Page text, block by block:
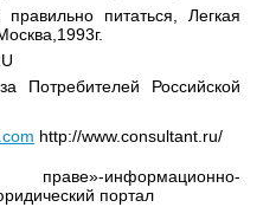
питаться, Легкая
Потребителей Российской
http://www.consultant.ru/
информационно-
портал